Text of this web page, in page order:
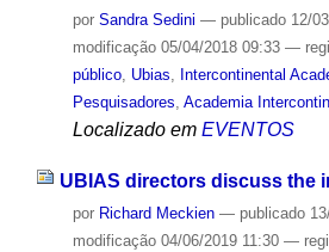
por Sandra Sedini — publicado12/
modificação05/04/2018 09:33 —
público, Ubias, Intercontinental
Pesquisadores, Academia
Localizado em EVENTOS
UBIAS directors discuss the
por Richard Meckien — publicado
modificação04/06/2019 11:30 —